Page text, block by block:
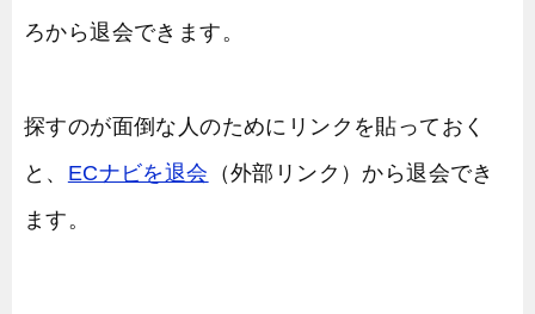
ろから退会できます。
探すのが面倒な人のためにリンクを貼っておく
と、 ECナビを退会 （外部リンク）から退会でき
ます。